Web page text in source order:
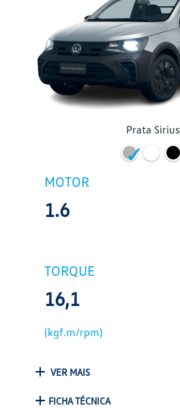
Prata Sirius
MOTOR
1.6
TORQUE
16,1
(kgf.m/rpm)
VER MAIS
FICHA TÉCNICA